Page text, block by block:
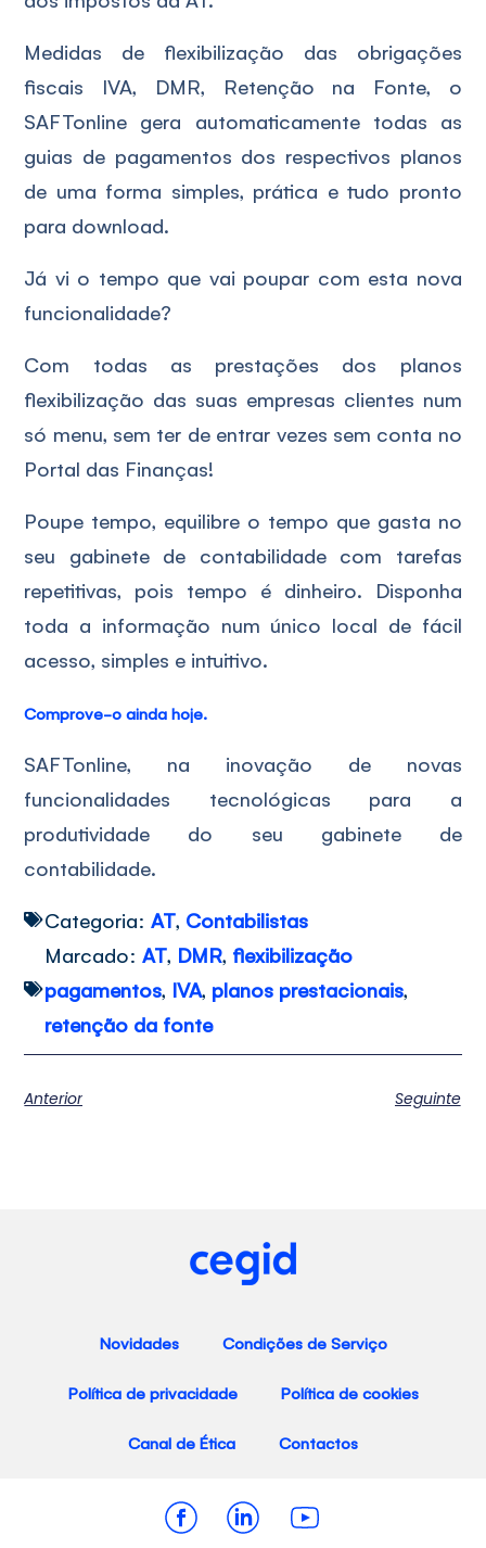
Medidas de flexibilização das obrigações
fiscais IVA, DMR, Retenção na Fonte, o
SAFTonline gera automaticamente todas as
guias de pagamentos dos respectivos planos
de uma forma simples, prática e tudo pronto
para download.
Já vi o tempo que vai poupar com esta nova
funcionalidade?
Com todas as prestações dos planos
flexibilização das suas empresas clientes num
só menu, sem ter de entrar vezes sem conta no
Portal das Finanças!
Poupe tempo, equilibre o tempo que gasta no
seu gabinete de contabilidade com tarefas
repetitivas, pois tempo é dinheiro. Disponha
toda a informação num único local de fácil
acesso, simples e intuitivo.
Comprove-o ainda hoje.
SAFTonline, na inovação de novas
funcionalidades tecnológicas para a
produtividade do seu gabinete de
contabilidade.
Categoria: AT, Contabilistas
Marcado: AT, DMR, flexibilização
pagamentos, IVA, planos prestacionais,
retenção da fonte
Anterior Seguinte
Novidades Condições de Serviço
Política de privacidade Política de cookies
Canal de Ética Contactos